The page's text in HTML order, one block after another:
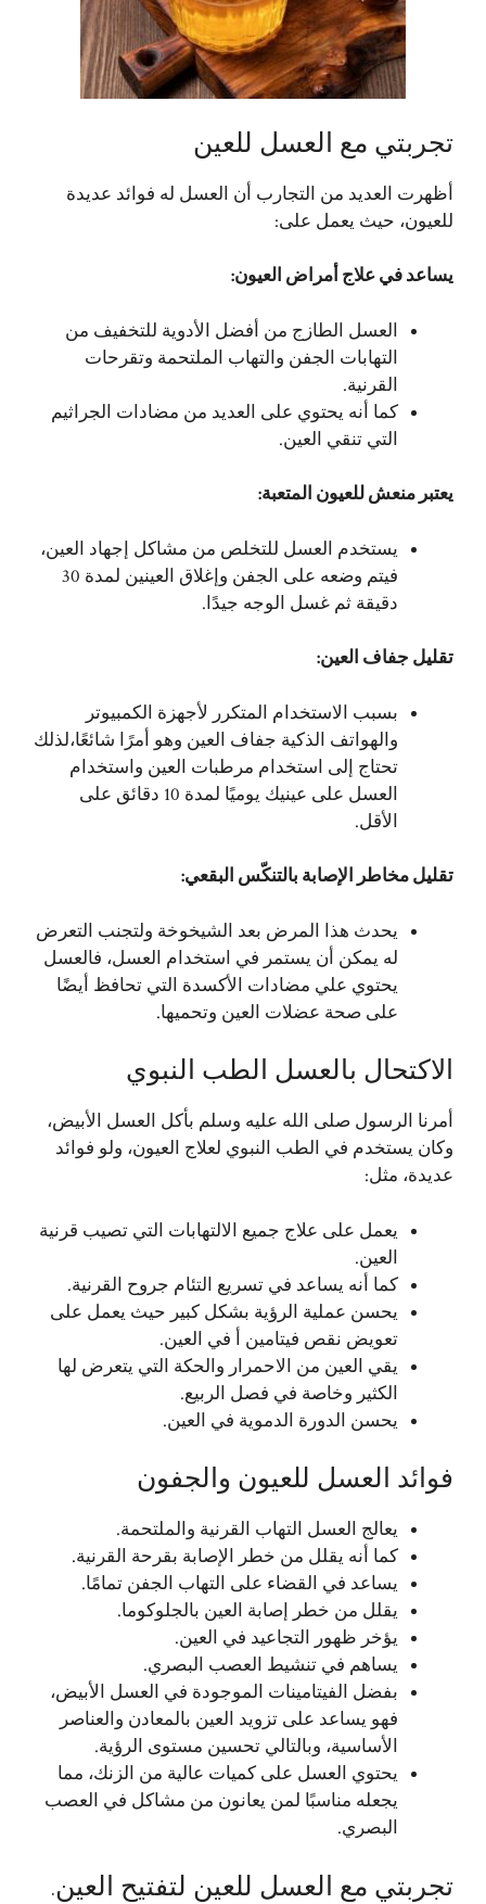
تجربتي مع العسل للعين
أظهرت العديد من التجارب أن العسل له فوائد عديدة
للعيون، حيث يعمل على:
يساعد في علاج أمراض العيون:
العسل الطازج من أفضل الأدوية للتخفيف من
التهابات الجفن والتهاب الملتحمة وتقرحات
القرنية.
كما أنه يحتوي على العديد من مضادات الجراثيم
التي تنقي العين.
يعتبر منعش للعيون المتعبة:
يستخدم العسل للتخلص من مشاكل إجهاد العين،
فيتم وضعه على الجفن وإغلاق العينين لمدة 30
دقيقة ثم غسل الوجه جيدًا.
تقليل جفاف العين:
بسبب الاستخدام المتكرر لأجهزة الكمبيوتر
والهواتف الذكية جفاف العين وهو أمرًا شائعًا،لذلك
تحتاج إلى استخدام مرطبات العين واستخدام
العسل على عينيك يوميًا لمدة 10 دقائق على
الأقل.
تقليل مخاطر الإصابة بالتنكّس البقعي:
يحدث هذا المرض بعد الشيخوخة ولتجنب التعرض
له يمكن أن يستمر في استخدام العسل، فالعسل
يحتوي علي مضادات الأكسدة التي تحافظ أيضًا
على صحة عضلات العين وتحميها.
الاكتحال بالعسل الطب النبوي
أمرنا الرسول صلى الله عليه وسلم بأكل العسل الأبيض،
وكان يستخدم في الطب النبوي لعلاج العيون، ولو فوائد
عديدة، مثل:
يعمل على علاج جميع الالتهابات التي تصيب قرنية
العين.
كما أنه يساعد في تسريع التئام جروح القرنية.
يحسن عملية الرؤية بشكل كبير حيث يعمل على
تعويض نقص فيتامين أ في العين.
يقي العين من الاحمرار والحكة التي يتعرض لها
الكثير وخاصة في فصل الربيع.
يحسن الدورة الدموية في العين.
فوائد العسل للعيون والجفون
يعالج العسل التهاب القرنية والملتحمة.
كما أنه يقلل من خطر الإصابة بقرحة القرنية.
يساعد في القضاء على التهاب الجفن تمامًا.
يقلل من خطر إصابة العين بالجلوكوما.
يؤخر ظهور التجاعيد في العين.
يساهم في تنشيط العصب البصري.
بفضل الفيتامينات الموجودة في العسل الأبيض،
فهو يساعد على تزويد العين بالمعادن والعناصر
الأساسية، وبالتالي تحسين مستوى الرؤية.
يحتوي العسل على كميات عالية من الزنك، مما
يجعله مناسبًا لمن يعانون من مشاكل في العصب
البصري.
تجربتي مع العسل للعين لتفتيح العين.